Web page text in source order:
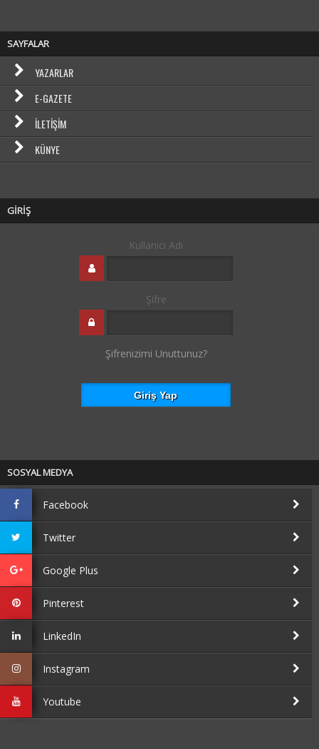
SAYFALAR
YAZARLAR
E-GAZETE
İLETIŞIM
KÜNYE
GİRİŞ
Kullanıcı Adı
Şifre
Şifrenizimi Unuttunuz?
SOSYAL MEDYA
Facebook
Twitter
Google Plus
Pinterest
LinkedIn
Instagram
Youtube